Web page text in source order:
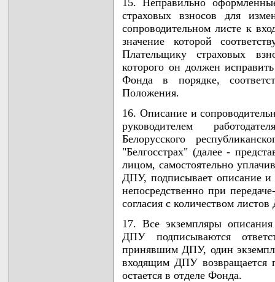
страховых взносов для
сопроводительном листе к
значение которой
Плательщику страховых
которого он должен
Фонда в порядке,
Положения.
16. Описание и
руководителем
Белорусского
"Белгосстрах" (далее -
лицом, самостоятельно
ДПУ, подписывает описание
непосредственно при
согласия с количеством
17. Все экземпляры
ДПУ подписываются
принявшим ДПУ, один
входящим ДПУ возвращается
остается в отделе Фонда.